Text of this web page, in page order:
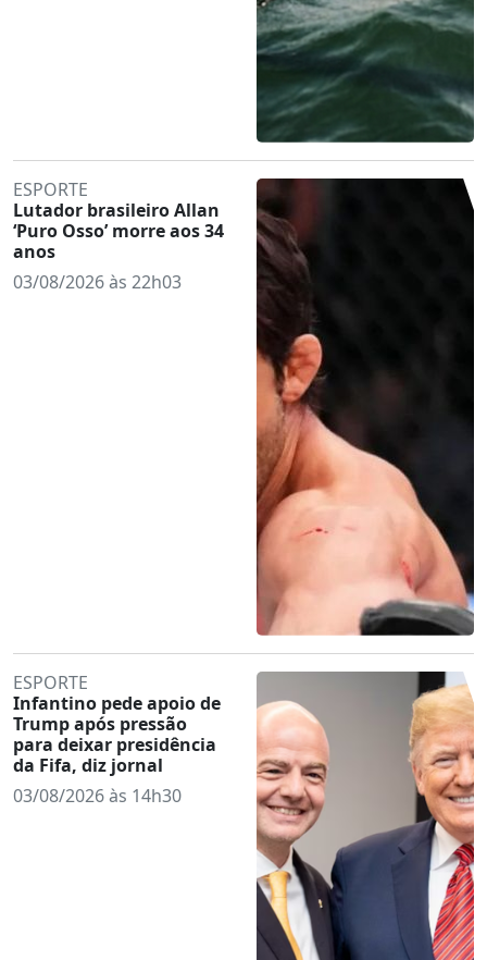
ESPORTE
Lutador brasileiro Allan
‘Puro Osso’ morre aos 34
anos
03/08/2026 às 22h03
ESPORTE
Infantino pede apoio de
Trump após pressão
para deixar presidência
da Fifa, diz jornal
03/08/2026 às 14h30